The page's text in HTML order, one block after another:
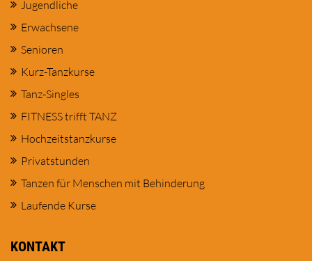
Jugendliche
Erwachsene
Senioren
Kurz-Tanzkurse
Tanz-Singles
FITNESS trifft TANZ
Hochzeitstanzkurse
Privatstunden
Tanzen für Menschen mit Behinderung
Laufende Kurse
KONTAKT